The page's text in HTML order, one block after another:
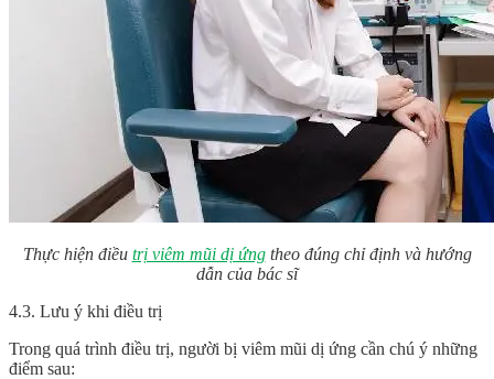
Thực hiện điều trị viêm mũi dị ứngtheo đúng chỉ định và hướng
dẫn của bác sĩ
4.3. Lưu ý khi điều trị
Trong quá trình điều trị, người bị viêm mũi dị ứng cần chú ý những
điểm sau: